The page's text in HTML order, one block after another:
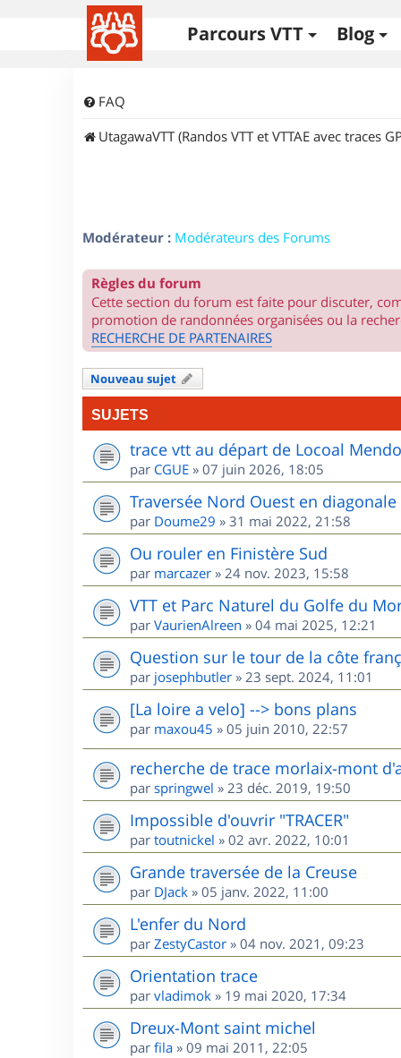
Parcours VTT Blog
FAQ
UtagawaVTT (Randos VTT et VTTAE avec traces
Modérateur : Modérateurs des Forums
Règles du forum
Cette section du forum est faite pour discuter,
promotion de randonnées organisées ou la
RECHERCHE DE PARTENAIRES
Nouveau sujet
SUJETS
trace vtt au départ de Locoal
par CGUE » 07 juin 2026, 18:05
Traversée Nord Ouest en diagonale
par Doume29 » 31 mai 2022, 21:58
Ou rouler en Finistère Sud
par marcazer » 24 nov. 2023, 15:58
VTT et Parc Naturel du Golfe du
par VaurienAlreen » 04 mai 2025, 12:21
Question sur le tour de la côte
par josephbutler » 23 sept. 2024, 11:01
[La loire a velo] --> bons plans
par maxou45 » 05 juin 2010, 22:57
recherche de trace morlaix-mont
par springwel » 23 déc. 2019, 19:50
Impossible d'ouvrir "TRACER"
par toutnickel » 02 avr. 2022, 10:01
Grande traversée de la Creuse
par DJack » 05 janv. 2022, 11:00
L'enfer du Nord
par ZestyCastor » 04 nov. 2021, 09:23
Orientation trace
par vladimok » 19 mai 2020, 17:34
Dreux-Mont saint michel
par fila » 09 mai 2011, 22:05